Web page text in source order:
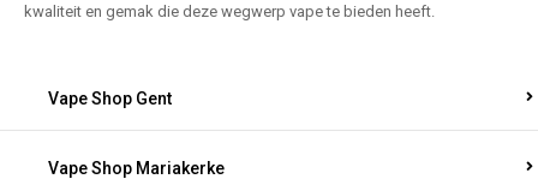
kwaliteit en gemak die deze wegwerp vape te bieden heeft.
Vape Shop Gent
Vape Shop Mariakerke